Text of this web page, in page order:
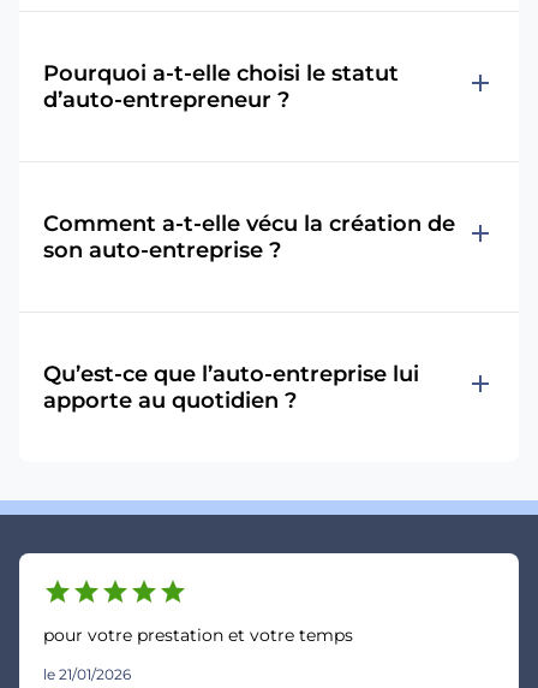
Pourquoi a-t-elle choisi le statut
d’auto-entrepreneur ?
add
Comment a-t-elle vécu la création de
son auto-entreprise ?
add
Qu’est-ce que l’auto-entreprise lui
apporte au quotidien ?
add
starstarstarstarstar
pour votre prestation et votre temps
le 21/01/2026